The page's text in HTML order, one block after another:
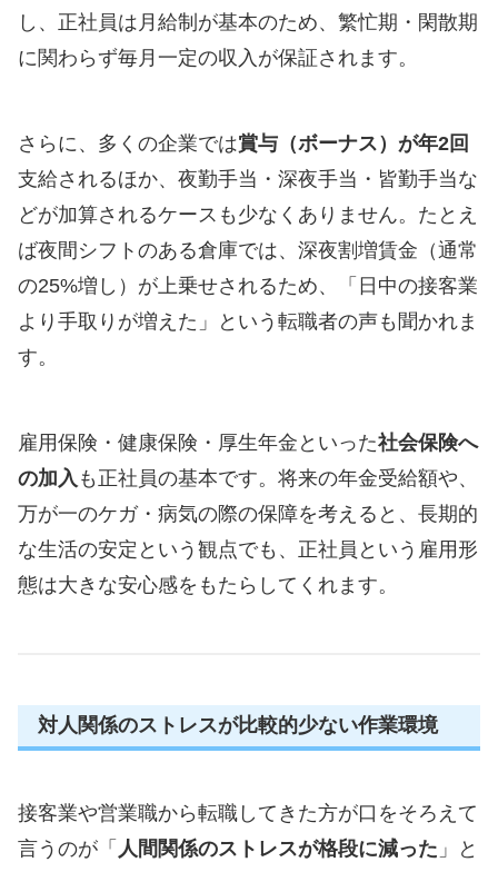
し、正社員は月給制が基本のため、繁忙期・閑散期
に関わらず毎月一定の収入が保証されます。
さらに、多くの企業では賞与（ボーナス）が年2回
支給されるほか、夜勤手当・深夜手当・皆勤手当な
どが加算されるケースも少なくありません。たとえ
ば夜間シフトのある倉庫では、深夜割増賃金（通常
の25%増し）が上乗せされるため、「日中の接客業
より手取りが増えた」という転職者の声も聞かれま
す。
雇用保険・健康保険・厚生年金といった社会保険へ
の加入 も正社員の基本です。将来の年金受給額や、
万が一のケガ・病気の際の保障を考えると、長期的
な生活の安定という観点でも、正社員という雇用形
態は大きな安心感をもたらしてくれます。
対人関係のストレスが比較的少ない作業環境
接客業や営業職から転職してきた方が口をそろえて
言うのが「 人間関係のストレスが格段に減った 」と